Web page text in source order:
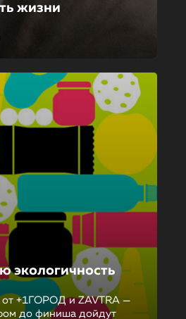
жизни
экологичность
от +1ГОРОД и ZAVTRA —
до финиша дойдут